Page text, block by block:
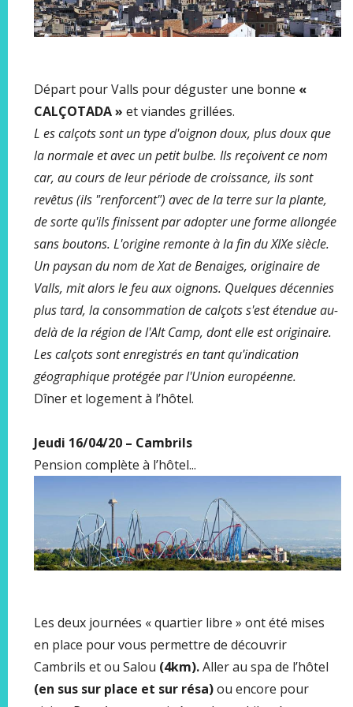
Départ pour Valls pour déguster une bonne «
CALÇOTADA » et viandes grillées.
L es calçots sont un type d'oignon doux, plus doux que
la normale et avec un petit bulbe. Ils reçoivent ce nom
car, au cours de leur période de croissance, ils sont
revêtus (ils "renforcent") avec de la terre sur la plante,
de sorte qu'ils finissent par adopter une forme allongée
sans boutons. L'origine remonte à la fin du XIXe siècle.
Un paysan du nom de Xat de Benaiges, originaire de
Valls, mit alors le feu aux oignons. Quelques décennies
plus tard, la consommation de calçots s'est étendue au-
delà de la région de l'Alt Camp, dont elle est originaire.
Les calçots sont enregistrés en tant qu'indication
géographique protégée par l'Union européenne.
Dîner et logement à l’hôtel.
Jeudi 16/04/20 – Cambrils
Pension complète à l’hôtel...
Les deux journées « quartier libre » ont été mises
en place pour vous permettre de découvrir
Cambrils et ou Salou (4km).Aller au spa de l’hôtel
(en sus sur place et sur résa)ou encore pour